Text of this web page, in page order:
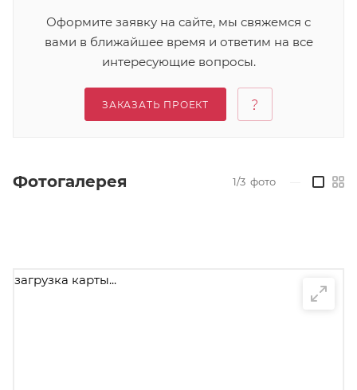
Оформите заявку на сайте, мы свяжемся с
вами в ближайшее время и ответим на все
интересующие вопросы.
ЗАКАЗАТЬ ПРОЕКТ
Фотогалерея 1/3 фото
загрузка карты...